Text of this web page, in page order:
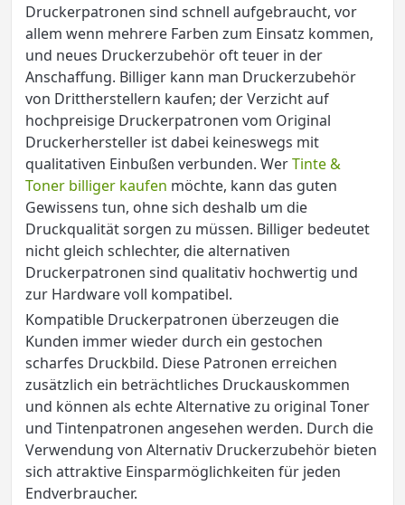
Druckerpatronen sind schnell aufgebraucht, vor
allem wenn mehrere Farben zum Einsatz kommen,
und neues Druckerzubehör oft teuer in der
Anschaffung. Billiger kann man Druckerzubehör
von Drittherstellern kaufen; der Verzicht auf
hochpreisige Druckerpatronen vom Original
Druckerhersteller ist dabei keineswegs mit
qualitativen Einbußen verbunden. WerTinte &
Toner billiger kaufen möchte, kann das guten
Gewissens tun, ohne sich deshalb um die
Druckqualität sorgen zu müssen. Billiger bedeutet
nicht gleich schlechter, die alternativen
Druckerpatronen sind qualitativ hochwertig und
zur Hardware voll kompatibel.
Kompatible Druckerpatronen überzeugen die
Kunden immer wieder durch ein gestochen
scharfes Druckbild. Diese Patronen erreichen
zusätzlich ein beträchtliches Druckauskommen
und können als echte Alternative zu original Toner
und Tintenpatronen angesehen werden. Durch die
Verwendung von Alternativ Druckerzubehör bieten
sich attraktive Einsparmöglichkeiten für jeden
Endverbraucher.